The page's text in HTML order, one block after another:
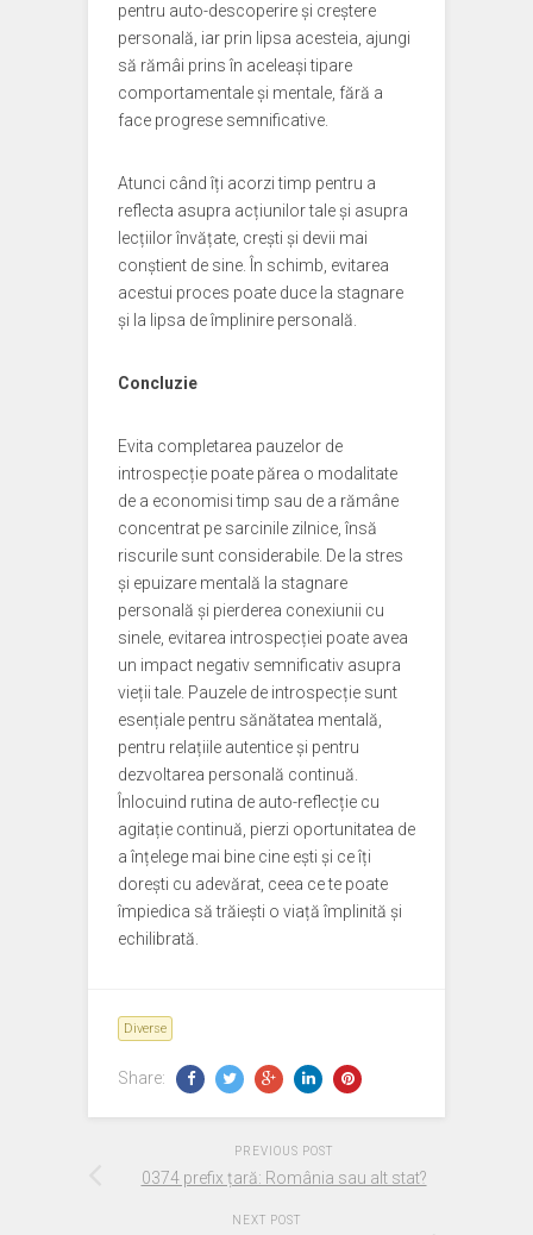
pentru auto-descoperire și creștere
personală, iar prin lipsa acesteia, ajungi
să rămâi prins în aceleași tipare
comportamentale și mentale, fără a
face progrese semnificative.
Atunci când îți acorzi timp pentru a
reflecta asupra acțiunilor tale și asupra
lecțiilor învățate, crești și devii mai
conștient de sine. În schimb, evitarea
acestui proces poate duce la stagnare
și la lipsa de împlinire personală.
Concluzie
Evita completarea pauzelor de
introspecție poate părea o modalitate
de a economisi timp sau de a rămâne
concentrat pe sarcinile zilnice, însă
riscurile sunt considerabile. De la stres
și epuizare mentală la stagnare
personală și pierderea conexiunii cu
sinele, evitarea introspecției poate avea
un impact negativ semnificativ asupra
vieții tale. Pauzele de introspecție sunt
esențiale pentru sănătatea mentală,
pentru relațiile autentice și pentru
dezvoltarea personală continuă.
Înlocuind rutina de auto-reflecție cu
agitație continuă, pierzi oportunitatea de
a înțelege mai bine cine ești și ce îți
dorești cu adevărat, ceea ce te poate
împiedica să trăiești o viață împlinită și
echilibrată.
Diverse
Share:
PREVIOUS POST
0374 prefix țară: România sau alt stat?
NEXT POST